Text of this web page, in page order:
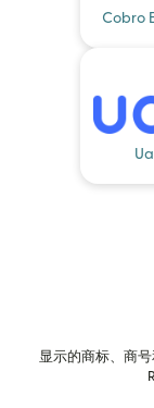
Cobro
显示的商标、商